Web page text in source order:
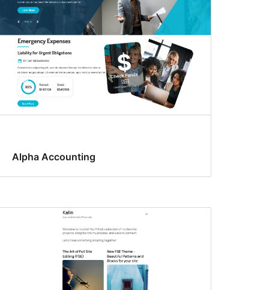
Alpha Accounting